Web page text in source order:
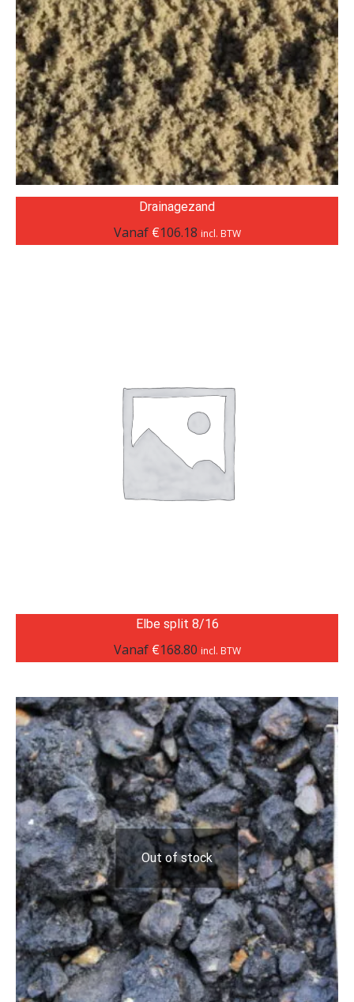
Drainagezand
Vanaf €106.18 incl. BTW
Elbe split 8/16
Vanaf €168.80 incl. BTW
Out of stock